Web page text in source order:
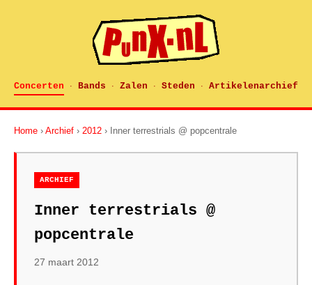
Concerten · Bands · Zalen · Steden · Artikelenarchief
Home › Archief › 2012 › Inner terrestrials @ popcentrale
ARCHIEF
Inner terrestrials @
popcentrale
27 maart 2012